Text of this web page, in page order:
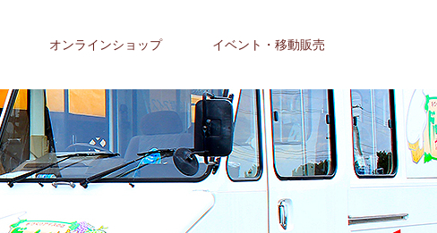
オンラインショップ イベント・移動販売